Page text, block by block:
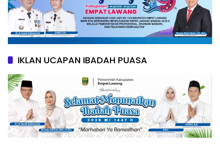
IKLAN UCAPAN IBADAH PUASA